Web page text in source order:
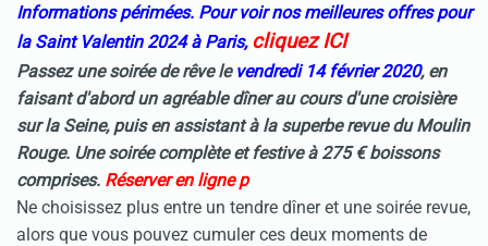
Informations périmées. Pour voir nos meilleures offres pour
la Saint Valentin 2024 à Paris, cliquez ICI
Passez une soirée de rêve le vendredi 14 février 2020, en
faisant d'abord un agréable dîner au cours d'une croisière
sur la Seine, puis en assistant à la superbe revue du Moulin
Rouge. Une soirée complète et festive à 275 € boissons
comprises. Réserver en ligne p
Ne choisissez plus entre un tendre dîner et une soirée revue,
alors que vous pouvez cumuler ces deux moments de